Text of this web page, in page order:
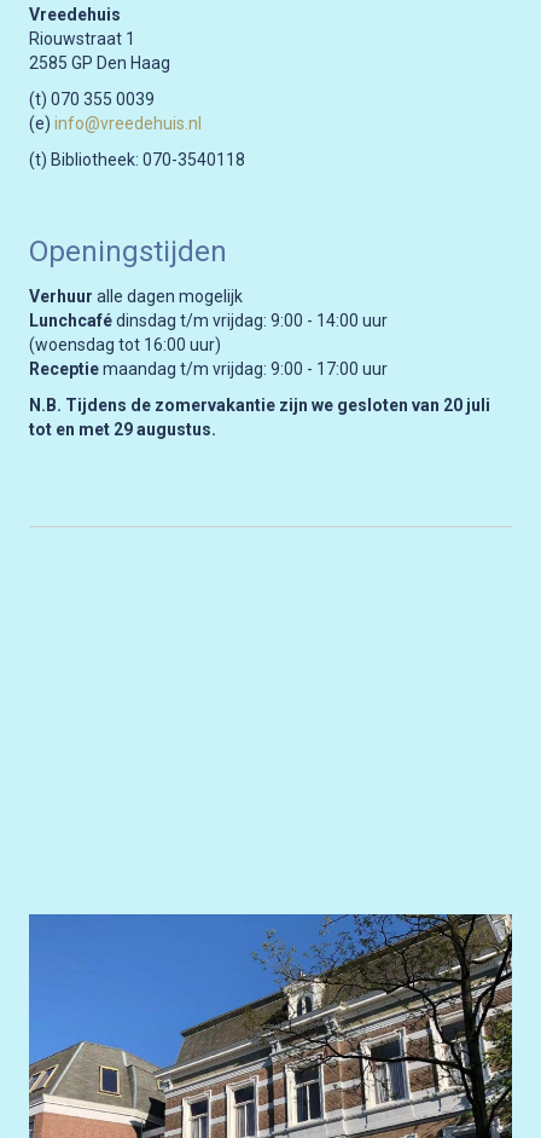
Vreedehuis
Riouwstraat 1
2585 GP Den Haag
(t) 070 355 0039
(e) info@vreedehuis.nl
(t) Bibliotheek: 070-3540118
Openingstijden
Verhuur alle dagen mogelijk
Lunchcafédinsdag t/m vrijdag: 9:00 - 14:00 uur
(woensdag tot 16:00 uur)
Receptiemaandag t/m vrijdag: 9:00 - 17:00 uur
N.B. Tijdens de zomervakantie zijn we gesloten van 20 juli
tot en met 29 augustus.